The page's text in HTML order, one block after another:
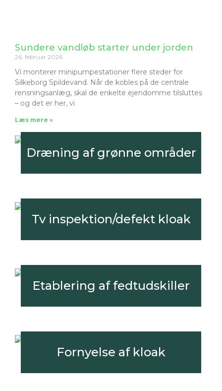
Sundere vandløb starter under jorden
26. februar 2026
Vi monterer minipumpestationer flere steder for
Silkeborg Spildevand. Når de kobles på de centrale
rensningsanlæg, skal de enkelte ejendomme tilsluttes
– og det er her, vi
Læs mere »
Dræning af grønne områder
Tv inspektion/defekt kloak
Etablering af fedtudskiller
Fornyelse af kloak